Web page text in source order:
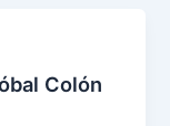
Colón